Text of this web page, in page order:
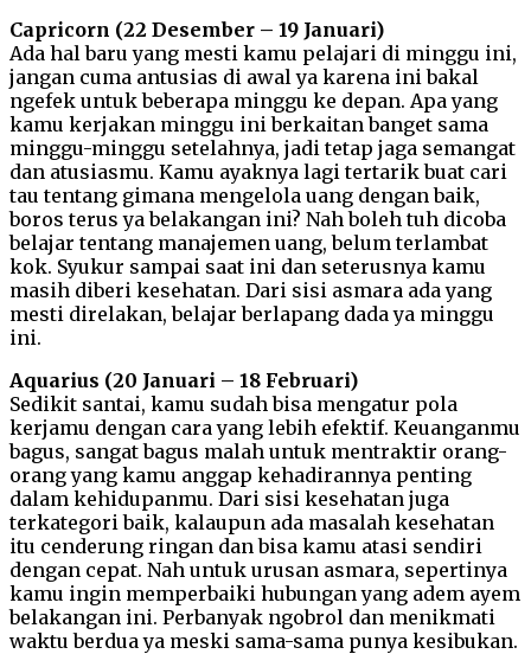
Capricorn (22 Desember – 19 Januari)
Ada hal baru yang mesti kamu pelajari di minggu ini,
jangan cuma antusias di awal ya karena ini bakal
ngefek untuk beberapa minggu ke depan. Apa yang
kamu kerjakan minggu ini berkaitan banget sama
minggu-minggu setelahnya, jadi tetap jaga semangat
dan atusiasmu. Kamu ayaknya lagi tertarik buat cari
tau tentang gimana mengelola uang dengan baik,
boros terus ya belakangan ini? Nah boleh tuh dicoba
belajar tentang manajemen uang, belum terlambat
kok. Syukur sampai saat ini dan seterusnya kamu
masih diberi kesehatan. Dari sisi asmara ada yang
mesti direlakan, belajar berlapang dada ya minggu
ini.
Aquarius (20 Januari – 18 Februari)
Sedikit santai, kamu sudah bisa mengatur pola
kerjamu dengan cara yang lebih efektif. Keuanganmu
bagus, sangat bagus malah untuk mentraktir orang-
orang yang kamu anggap kehadirannya penting
dalam kehidupanmu. Dari sisi kesehatan juga
terkategori baik, kalaupun ada masalah kesehatan
itu cenderung ringan dan bisa kamu atasi sendiri
dengan cepat. Nah untuk urusan asmara, sepertinya
kamu ingin memperbaiki hubungan yang adem ayem
belakangan ini. Perbanyak ngobrol dan menikmati
waktu berdua ya meski sama-sama punya kesibukan.